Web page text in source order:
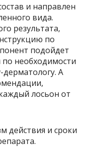
и направлен
вида.
результата,
по
подойдет
необходимости
дерматологу. А
лосьон от
действия и сроки